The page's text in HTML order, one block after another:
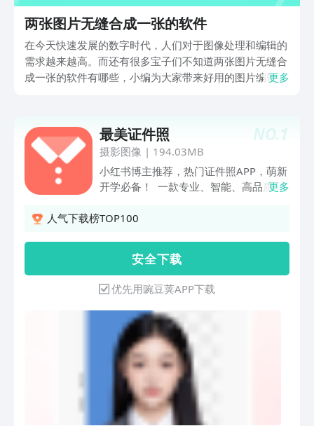
两张图片无缝合成一张的软件
在今天快速发展的数字时代，人们对于图像处理和编辑的
需求越来越高。而还有很多宝子们不知道两张图片无缝合
成一张的软件有哪些，小编为大家带来好用的图片编辑软
化，以增强它们的效果和吸引力。所以，今天我们要介绍
几款强大的图片编辑软件，它可以满足您对于图像处理和
编辑的一切需求。
更多
NO.1
最美证件照
摄影图像 | 194.03MB
小红书博主推荐，热门证件照APP，萌新
开学必备！ 一款专业、智能、高品质的
抠图，可以更换标准的背景底色，根据用
够美、够气质、够精神气儿的证件照需
求。 # 专业证件尺寸规格，百余种尺寸
自由选择 不论是常规的一寸、二寸、小
一寸等尺寸，还是学生证、简历证、驾驶
证，亦或是各类考试证件等证照需求都能
得到满足。软件通过AI大数据分析智能推
出热门证件照尺寸以供选择，让用户能更
便捷智能的用手机制作证件照。 只需一
键搜索证照名即可， 比如：英语四六
级、幼儿入学照、教师资格证... # 智能
抠图、一键换背景色、更换精美服装 不
更多
人气下载榜TOP100
安 全 下 载
优先用豌豆荚APP下载